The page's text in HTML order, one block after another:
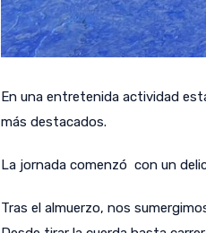
En una entretenida actividad
más destacados.
La jornada comenzó con un
Tras el almuerzo, nos